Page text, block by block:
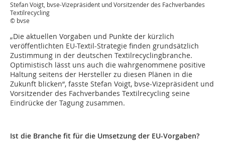
Stefan Voigt, bvse-Vizepräsident und Vorsitzender des Fachverbandes
Textilrecycling
© bvse
„Die aktuellen Vorgaben und Punkte der kürzlich
veröffentlichten EU-Textil-Strategie finden grundsätzlich
Zustimmung in der deutschen Textilrecyclingbranche.
Optimistisch lässt uns auch die wahrgenommene positive
Haltung seitens der Hersteller zu diesen Plänen in die
Zukunft blicken“, fasste Stefan Voigt, bvse-Vizepräsident und
Vorsitzender des Fachverbandes Textilrecycling seine
Eindrücke der Tagung zusammen.
Ist die Branche fit für die Umsetzung der EU-Vorgaben?